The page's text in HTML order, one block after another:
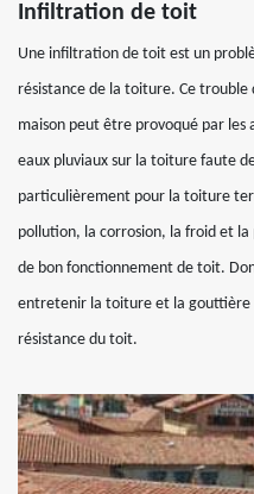
Infiltration de toit
Une infiltration de toit est un
résistance de la toiture. Ce trouble
maison peut être provoqué par les
eaux pluviaux sur la toiture faute
particulièrement pour la toiture
pollution, la corrosion, la froid et
de bon fonctionnement de toit.
entretenir la toiture et la gouttière
résistance du toit.